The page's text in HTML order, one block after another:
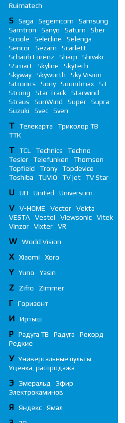
Ruimatech
S Saga Sagemcom
Samsung
Samtron
Sanyo Saturn
Sber
Scoole
Selecline
Selenga
Sencor
Sezam
Scarlett
Schaub Lorenz
Sharp
Shivaki
SSmart
Skyline
Skytech
Skyway
Skyworth
Sky Vision
Sitronics
Sony Soundmax
ST
Strong
Star Track
Starwind
Straus
SunWind Super
Supra
Suzuki
Svec Sven
Т Телекарта
Триколор ТВ
ТТК
T TCL Technics
Techno
Tesler
Telefunken
Thomson
Topfield
Trony
Topdevice
Toshiba
TUVIO TV jet TV Star
U UD United Universum
V V-HOME Vector
Vekta
VESTA
Vestel Viewsonic
Vitek
Vinzor
Vixter VR
W World Vision
X Xiaomi Xoro
Y Yuno Yasin
Z Zifro Zimmer
Г Горизонт
И Иртыш
Р Радуга ТВ Радуга
Рекорд
Редкие
У
Универсальные пульты
Уценка, распродажа
Э Эмеральд
Эфир
Электрокаминов
Я Яндекс Ямал